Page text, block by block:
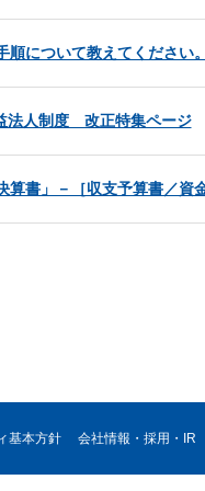
順について教えてください
人制度 改正特集ページ
算書」－［収支予算書／
基本方針 会社情報・採用・IR